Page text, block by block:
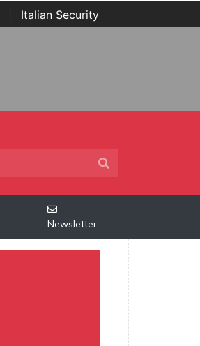
Italian Security
Newsletter